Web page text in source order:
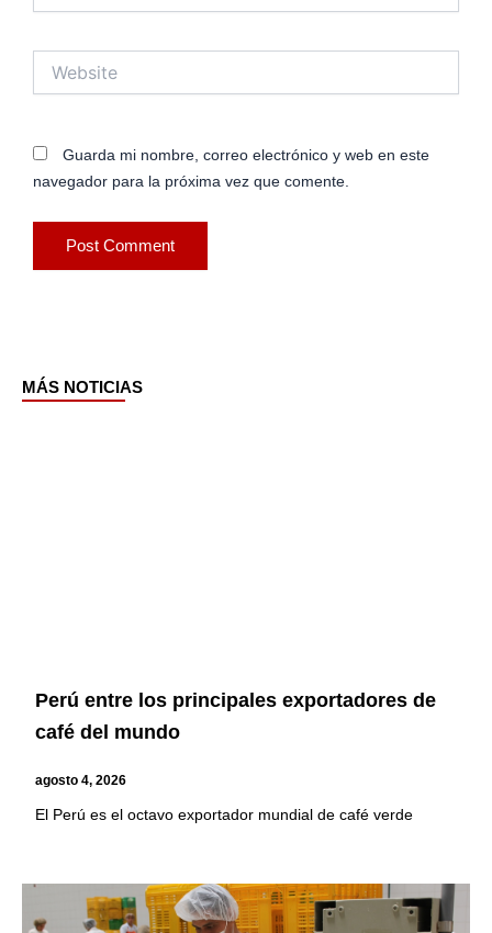
Guarda mi nombre, correo electrónico y web en este
navegador para la próxima vez que comente.
MÁS NOTICIAS
Perú entre los principales exportadores de
café del mundo
agosto 4, 2026
El Perú es el octavo exportador mundial de café verde